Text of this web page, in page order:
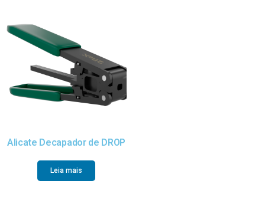
Alicate Decapador de DROP
Leia mais